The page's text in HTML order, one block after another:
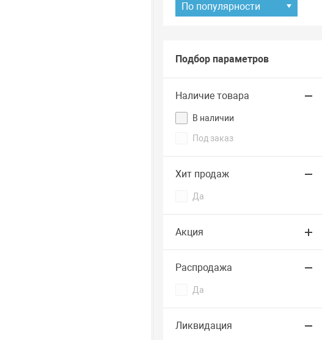
По популярности
Подбор параметров
Наличие товара
В наличии
Под заказ
Хит продаж
Да
Акция
Распродажа
Да
Ликвидация